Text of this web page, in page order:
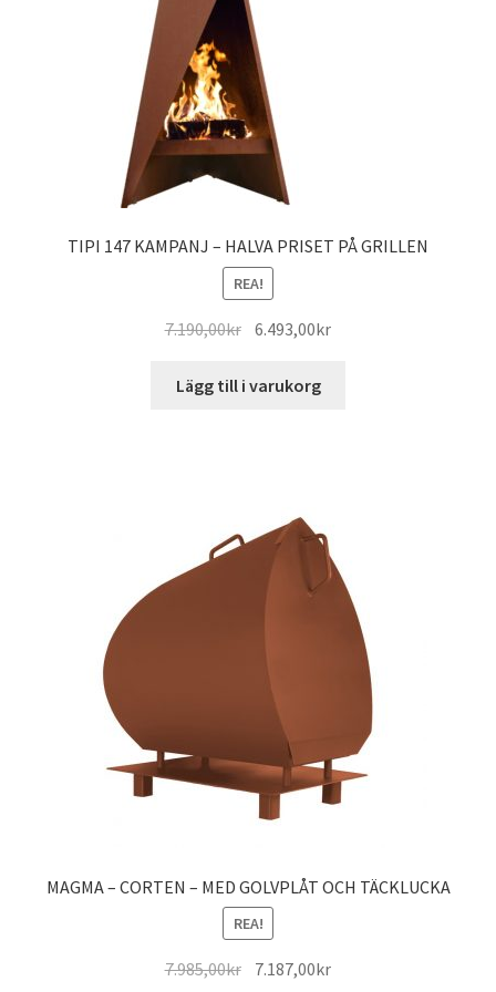
TIPI 147 KAMPANJ – HALVA PRISET PÅ GRILLEN
REA!
7.190,00kr Det
priset
6.493,00krDet
Lägg till i varukorg
MAGMA – CORTEN – MED GOLVPLÅT OCH TÄCKLUCKA
REA!
7.985,00kr Det
7.187,00krDet